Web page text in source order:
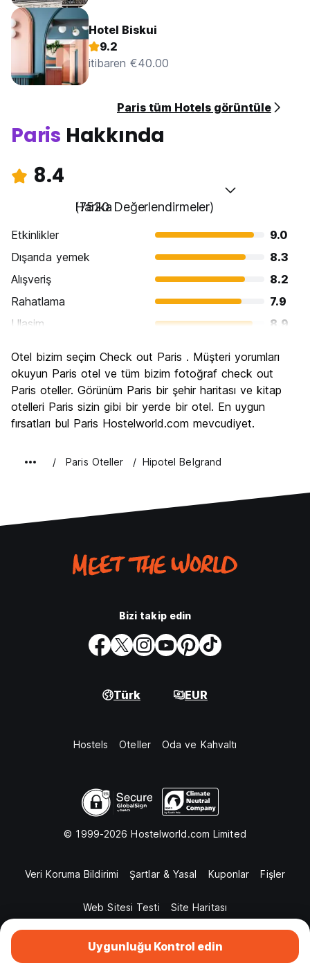
Uygunluğu Kontrol edin
Hotel Biskui
9.2
itibaren €40.00
Paris tüm Hotels görüntüle
Paris Hakkında
8.4
Harika
(7520 Değerlendirmeler)
Etkinlikler
9.0
Dışarıda yemek
8.3
Alışveriş
8.2
Rahatlama
7.9
Ulasim
8.9
Kültür
9.4
Gece hayatı
7.9
Ekonomik
Otel bizim seçim Check out Paris . Müşteri yorumları
okuyun Paris otel ve tüm bizim fotoğraf check out
Paris oteller. Görünüm Paris bir şehir haritası ve kitap
otelleri Paris sizin gibi bir yerde bir otel. En uygun
fırsatları bul Paris Hostelworld.com mevcudiyet.
Paris Oteller Hipotel Belgrand
Bizi takip edin
Türk EUR
Hostels Oteller Oda ve Kahvaltı
© 1999-2026 Hostelworld.com Limited
Veri Koruma Bildirimi Şartlar & Yasal Kuponlar Fişler
Web Sitesi Testi Site Haritası